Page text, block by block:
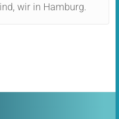
wir in Hamburg.